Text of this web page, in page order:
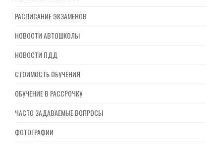
РАСПИСАНИЕ ЭКЗАМЕНОВ
НОВОСТИ АВТОШКОЛЫ
НОВОСТИ ПДД
СТОИМОСТЬ ОБУЧЕНИЯ
ОБУЧЕНИЕ В РАССРОЧКУ
ЧАСТО ЗАДАВАЕМЫЕ ВОПРОСЫ
ФОТОГРАФИИ